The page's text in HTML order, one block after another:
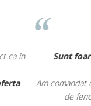
exact ca în
și oferta
Am